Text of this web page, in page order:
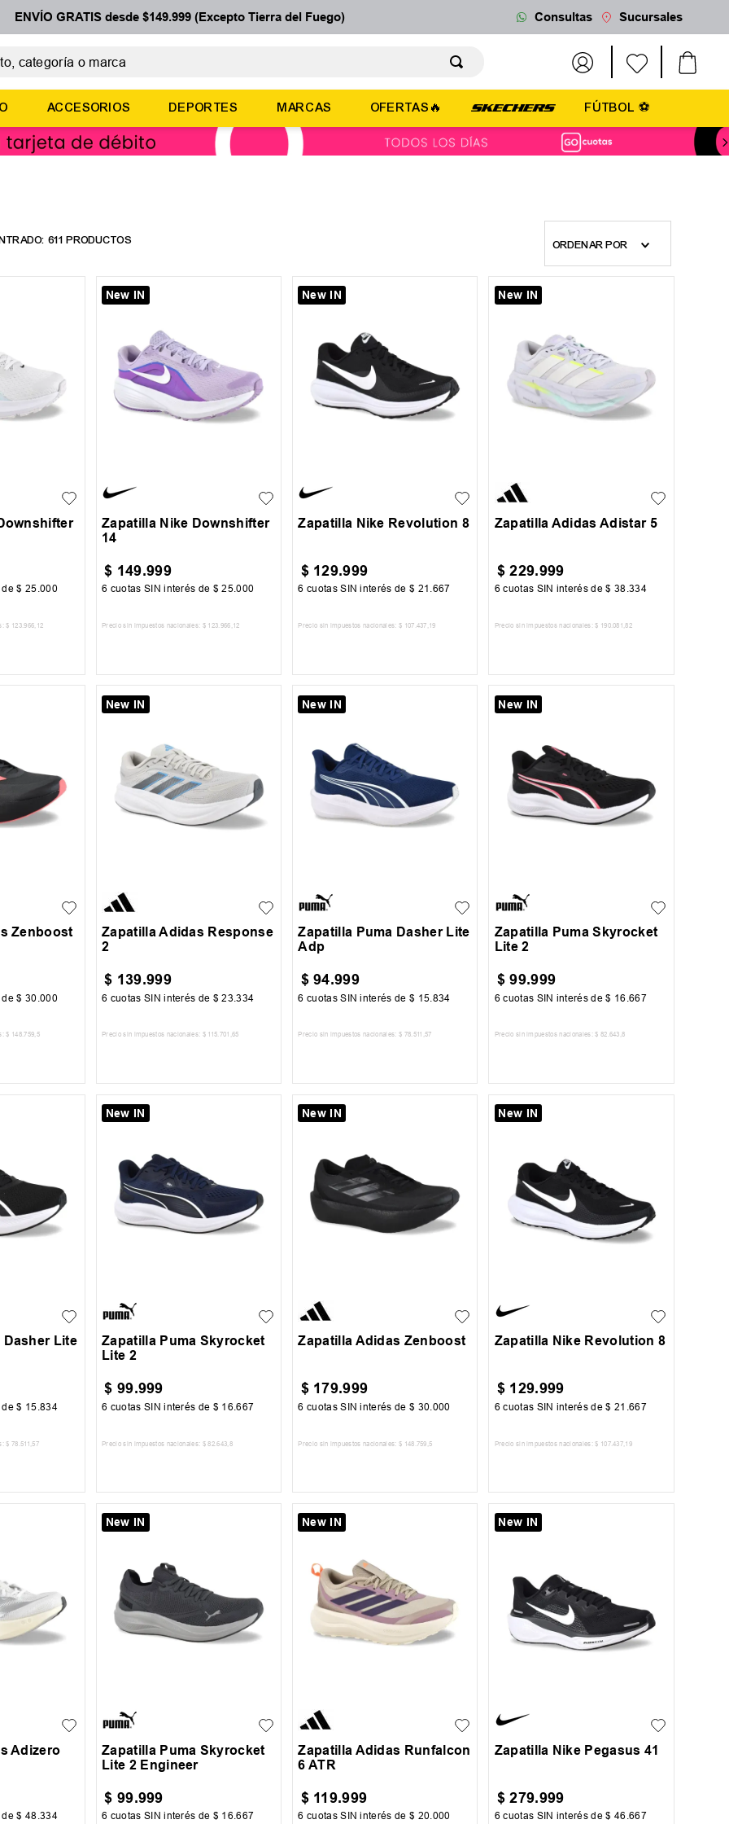
ENVÍO GRATIS desde $149.999 (Excepto Tierra del Fuego) Consultas Sucursales
ACCESORIOS DEPORTES MARCAS OFERTAS🔥 FÚTBOL ⚽
611PRODUCTOS ORDENAR POR
de$ 25.000
$ 123.966, 12
New IN
Zapatilla Nike Downshifter
14
$ 149.999
6 cuotas SIN interés de $ 25.000
Precio sin impuestos nacionales: $ 123.966 ,12
New IN
Zapatilla Nike Revolution 8
$ 129.999
6 cuotas SIN interés de$ 21 .667
Precio sin impuestos nacionales: $ 107 .437 ,19
New IN
Zapatilla Adidas Adistar 5
$ 229.999
6 cuotas SIN interés de$ 38.334
Precio sin impuestos nacionales: $ 190.081 ,82
Zenboost
de$ 30 .000
$ 148.759,5
New IN
41.5
Zapatilla Adidas Response
2
$ 139.999
6 cuotas SIN interés de $ 23 .334
Precio sin impuestos nacionales: $ 115.701 ,65
New IN
43.5
Zapatilla Puma Dasher Lite
Adp
$ 94.999
6 cuotas SIN interés de$ 15 834
Precio sin impuestos nacionales: $ 78.511 ,57
New IN
Zapatilla Puma Skyrocket
Lite 2
$ 99.999
6 cuotas SIN interés de$ 16 667
Precio sin impuestos nacionales: $ 82 .643 ,8
Dasher Lite
de$ 15.834
$ 78 511 ,57
New IN
43.5
Zapatilla Puma Skyrocket
Lite 2
$ 99.999
6 cuotas SIN interés de $ 16.667
Precio sin impuestos nacionales: $ 82.643 8
New IN
38
Zapatilla Adidas Zenboost
$ 179.999
6 cuotas SIN interés de$ 30.000
Precio sin impuestos nacionales: $ 148 759 ,5
New IN
Zapatilla Nike Revolution 8
$ 129.999
6 cuotas SIN interés de$ 21 .667
Precio sin impuestos nacionales: $ 107.437 19
Adizero
de$ 48.334
New IN
44
Zapatilla Puma Skyrocket
Lite 2 Engineer
$ 99.999
6 cuotas SIN interés de $ 16.667
New IN
38
Zapatilla Adidas Runfalcon
6 ATR
$ 119.999
6 cuotas SIN interés de$ 20.000
New IN
Zapatilla Nike Pegasus 41
$ 279.999
6 cuotas SIN interés de$ 46 .667
MÁS BUSCADOS
zapatillas
zapatillas adidas